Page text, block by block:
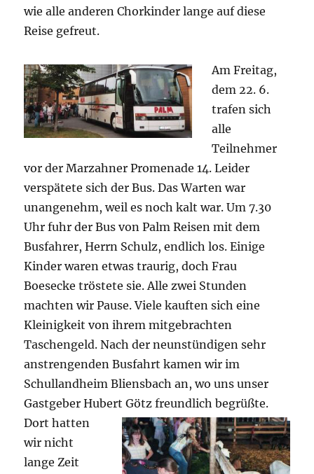
wie alle anderen Chorkinder lange auf diese
Reise gefreut.
Am Freitag,
dem 22. 6.
trafen sich
alle
Teilnehmer
vor der Marzahner Promenade 14. Leider
verspätete sich der Bus. Das Warten war
unangenehm, weil es noch kalt war. Um 7.30
Uhr fuhr der Bus von Palm Reisen mit dem
Busfahrer, Herrn Schulz, endlich los. Einige
Kinder waren etwas traurig, doch Frau
Boesecke tröstete sie. Alle zwei Stunden
machten wir Pause. Viele kauften sich eine
Kleinigkeit von ihrem mitgebrachten
Taschengeld. Nach der neunstündigen sehr
anstrengenden Busfahrt kamen wir im
Schullandheim Bliensbach an, wo uns unser
Gastgeber Hubert Götz freundlich begrüßte.
Dort hatten
wir nicht
lange Zeit